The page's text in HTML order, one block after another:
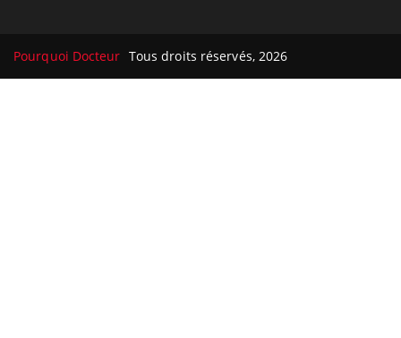
Pourquoi Docteur Tous droits réservés, 2026